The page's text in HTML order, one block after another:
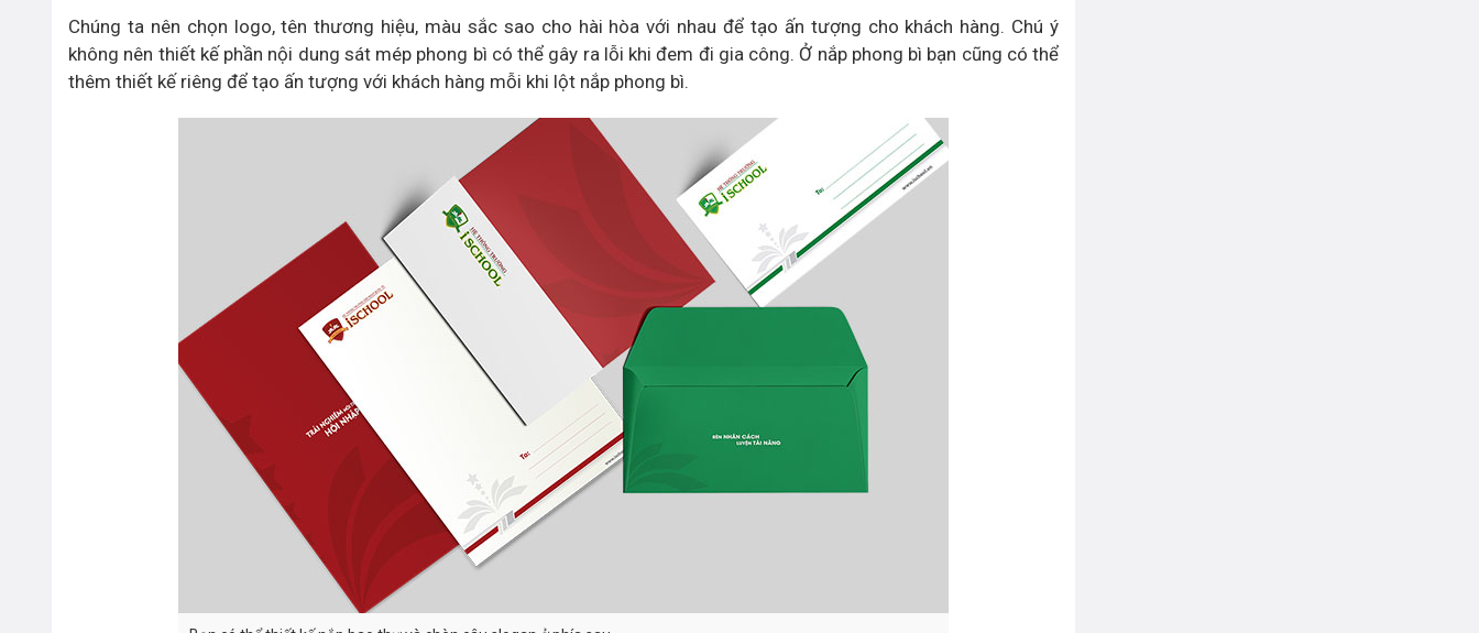
Chúng ta nên chọn logo, tên thương hiệu, màu sắc sao cho hài hòa với nhau để tạo ấn tượng cho khách hàng. Chú ý
không nên thiết kế phần nội dung sát mép phong bì có thể gây ra lỗi khi đem đi gia công. Ở nắp phong bì bạn cũng có thể
thêm thiết kế riêng để tạo ấn tượng với khách hàng mỗi khi lột nắp phong bì.